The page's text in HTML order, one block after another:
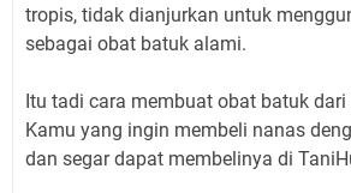
tropis, tidak dianjurkan untuk
sebagai obat batuk alami.
Itu tadi cara membuat obat batuk
Kamu yang ingin membeli nanas
dan segar dapat membelinya di